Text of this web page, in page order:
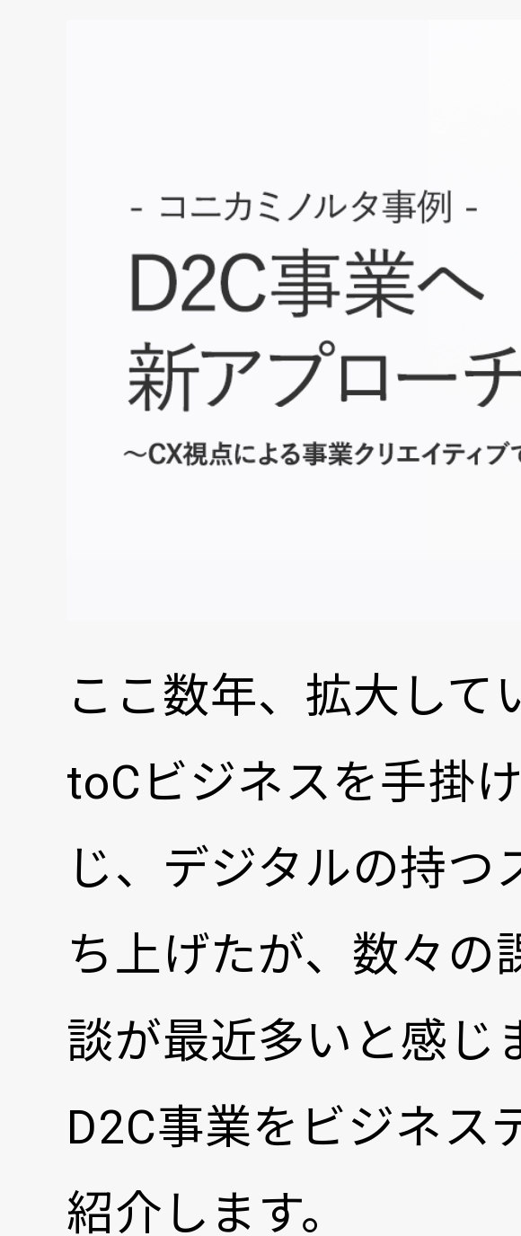
ここ数年、拡大して
toCビジネスを手掛
じ、デジタルの持つ
ち上げたが、数々の
談が最近多いと感じ
D2C事業をビジネス
紹介します。